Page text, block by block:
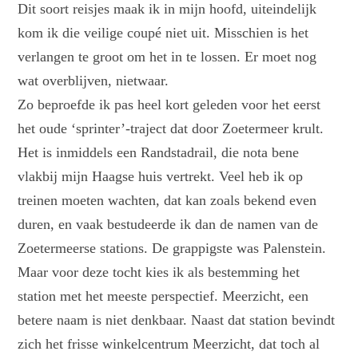
Dit soort reisjes maak ik in mijn hoofd, uiteindelijk
kom ik die veilige coupé niet uit. Misschien is het
verlangen te groot om het in te lossen. Er moet nog
wat overblijven, nietwaar.
Zo beproefde ik pas heel kort geleden voor het eerst
het oude ‘sprinter’-traject dat door Zoetermeer krult.
Het is inmiddels een Randstadrail, die nota bene
vlakbij mijn Haagse huis vertrekt. Veel heb ik op
treinen moeten wachten, dat kan zoals bekend even
duren, en vaak bestudeerde ik dan de namen van de
Zoetermeerse stations. De grappigste was Palenstein.
Maar voor deze tocht kies ik als bestemming het
station met het meeste perspectief. Meerzicht, een
betere naam is niet denkbaar. Naast dat station bevindt
zich het frisse winkelcentrum Meerzicht, dat toch al